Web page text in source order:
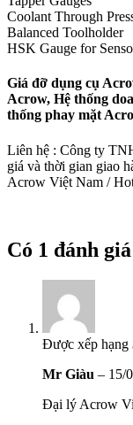
Coolant Through
Balanced Toolholder
HSK Gauge for
Giá đỡ dụng cụ
Acrow, Hệ thống
thống phay mặt
Liên hệ : Công ty
giá và thời gian giao
Acrow Việt Nam /
Có 1 đánh
Được xếp hạng
Mr Giàu – 15/
Đại lý Acrow